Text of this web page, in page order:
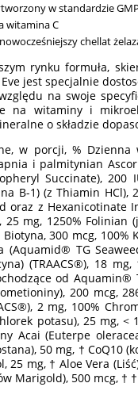
w standardzie
witamina C
chellat
rynku formuła,
jest specjalnie
na swoje
na witaminy i
o składzie
w porcji, %
i palmitynian
Succinate), 200
B-1) (z Thiamin HCl),
oraz z Hexanicotinate
25 mg, 1250%
Biotyna, 300 mcg,
(Aquamid® TG
(TRAACS®), 18
od Aquamin®
200 mcg,
2 mg, 100%
potasu), 25 mg,
Acai (Euterpe
50 mg, † CoQ10
25 mg, † Aloe Vera
Marigold), 500 mcg, †